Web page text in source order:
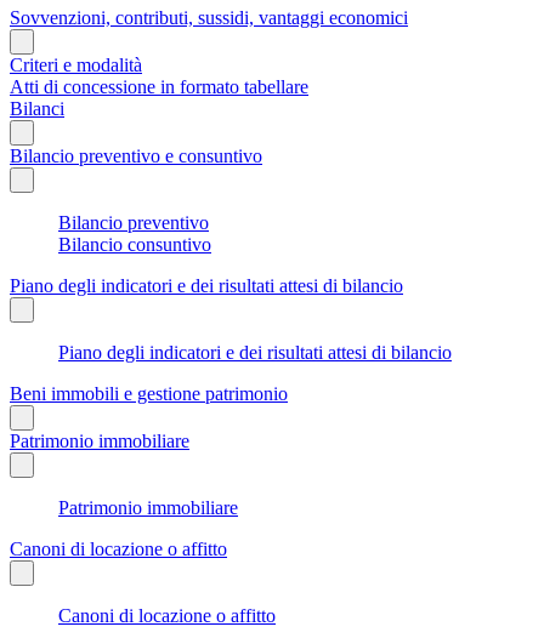
Sovvenzioni, contributi, sussidi, vantaggi economici
Criteri e modalità
Atti di concessione in formato tabellare
Bilanci
Bilancio preventivo e consuntivo
Bilancio preventivo
Bilancio consuntivo
Piano degli indicatori e dei risultati attesi di bilancio
Piano degli indicatori e dei risultati attesi di bilancio
Beni immobili e gestione patrimonio
Patrimonio immobiliare
Patrimonio immobiliare
Canoni di locazione o affitto
Canoni di locazione o affitto